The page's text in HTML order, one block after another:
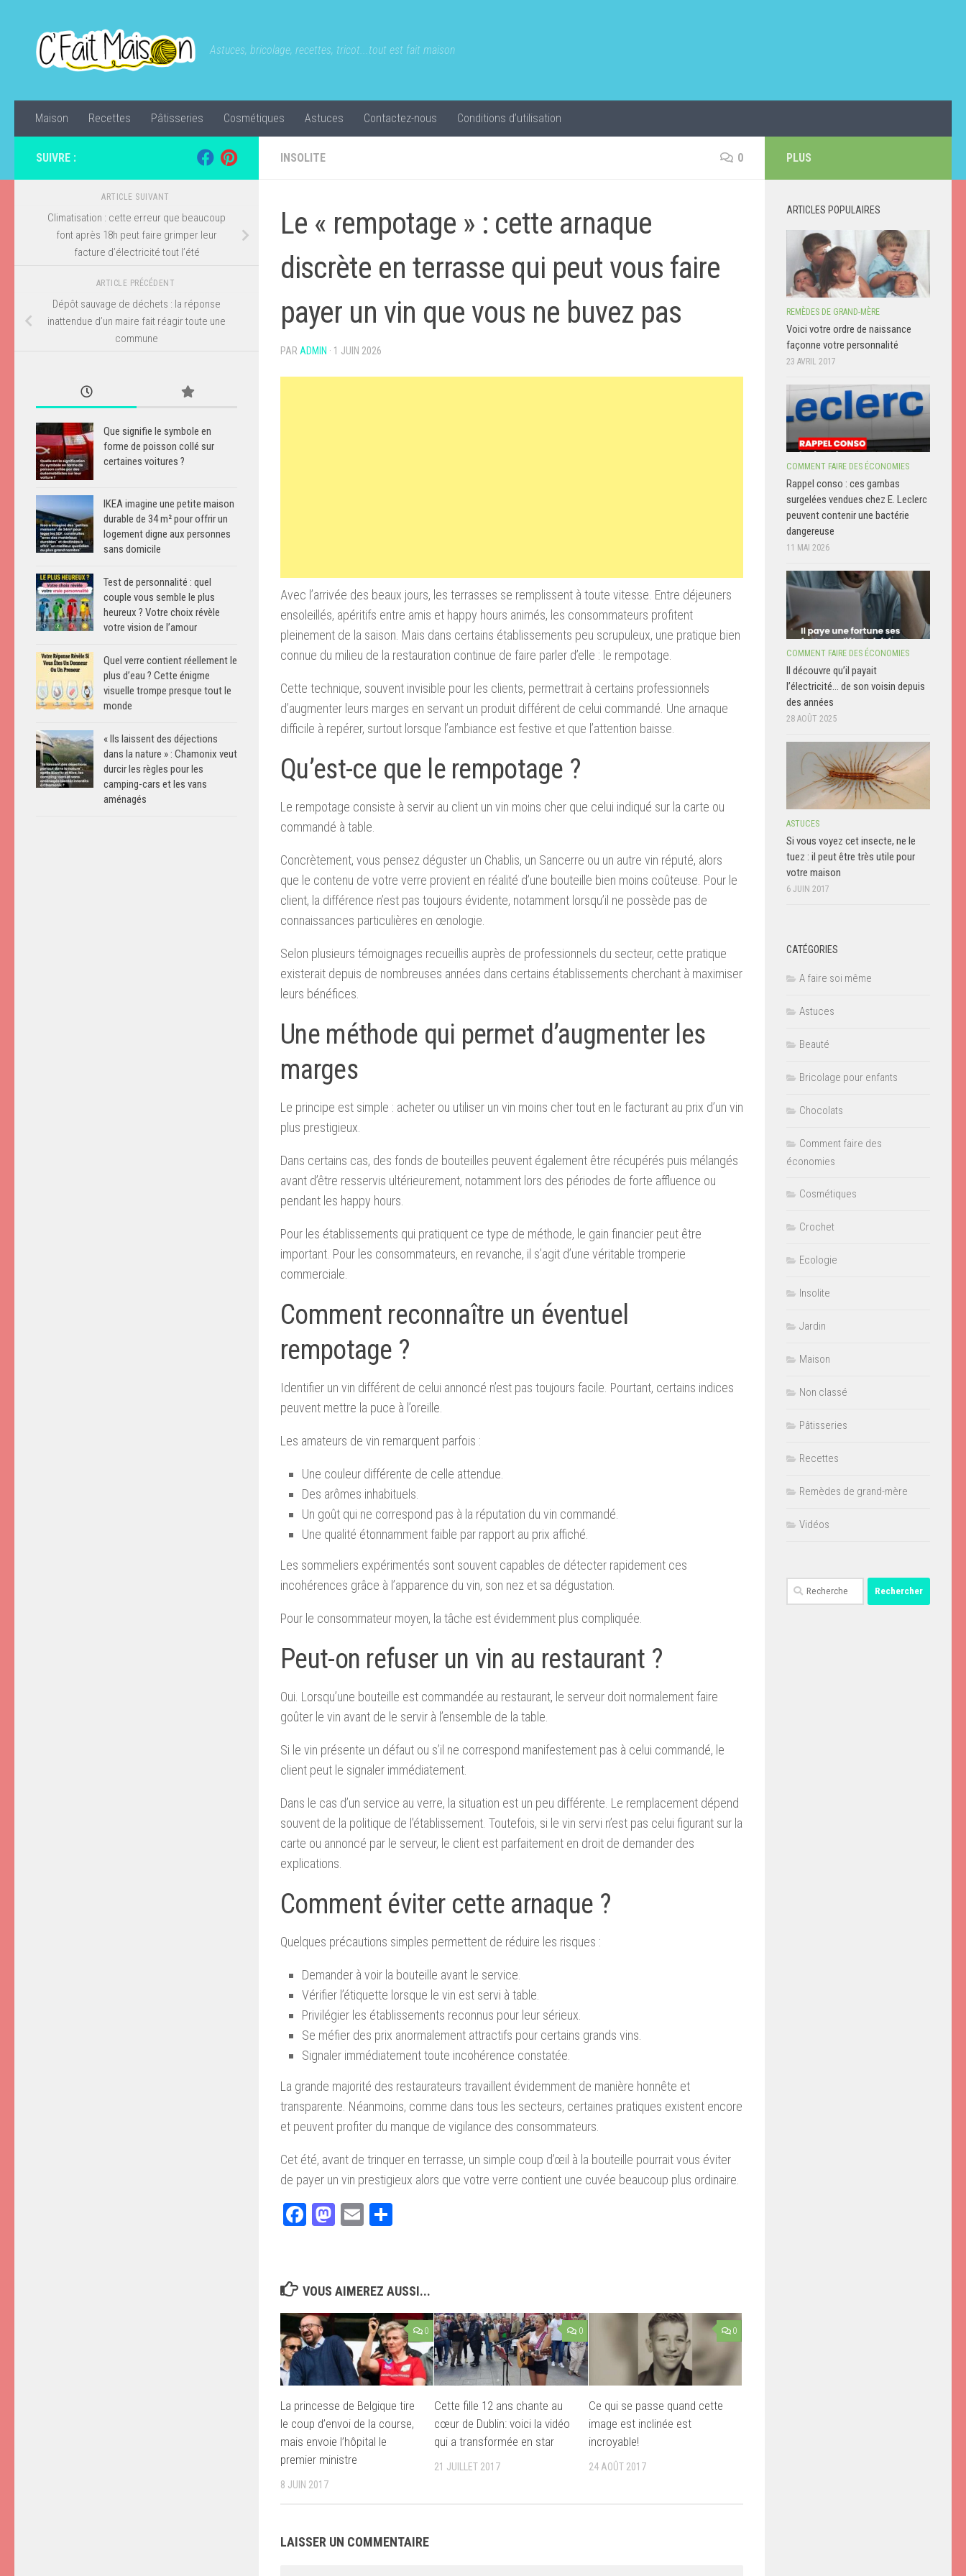
Astuces, bricolage, recettes, tricot...tout est fait maison
Maison Recettes Pâtisseries Cosmétiques Astuces Contactez-nous Conditions d’utilisation
INSOLITE 0
Le « rempotage » : cette arnaque
discrète en terrasse qui peut vous faire
payer un vin que vous ne buvez pas
PAR ADMIN · 1 JUIN 2026
Avec l’arrivée des beaux jours, les terrasses se remplissent à toute vitesse. Entre déjeuners
ensoleillés, apéritifs entre amis et happy hours animés, les consommateurs profitent
pleinement de la saison. Mais dans certains établissements peu scrupuleux, une pratique bien
connue du milieu de la restauration continue de faire parler d’elle : le rempotage.
Cette technique, souvent invisible pour les clients, permettrait à certains professionnels
d’augmenter leurs marges en servant un produit différent de celui commandé. Une arnaque
difficile à repérer, surtout lorsque l’ambiance est festive et que l’attention baisse.
Qu’est-ce que le rempotage ?
Le rempotage consiste à servir au client un vin moins cher que celui indiqué sur la carte ou
commandé à table.
Concrètement, vous pensez déguster un Chablis, un Sancerre ou un autre vin réputé, alors
que le contenu de votre verre provient en réalité d’une bouteille bien moins coûteuse. Pour le
client, la différence n’est pas toujours évidente, notamment lorsqu’il ne possède pas de
connaissances particulières en œnologie.
Selon plusieurs témoignages recueillis auprès de professionnels du secteur, cette pratique
existerait depuis de nombreuses années dans certains établissements cherchant à maximiser
leurs bénéfices.
Une méthode qui permet d’augmenter les
marges
Le principe est simple : acheter ou utiliser un vin moins cher tout en le facturant au prix d’un vin
plus prestigieux.
Dans certains cas, des fonds de bouteilles peuvent également être récupérés puis mélangés
avant d’être resservis ultérieurement, notamment lors des périodes de forte affluence ou
pendant les happy hours.
Pour les établissements qui pratiquent ce type de méthode, le gain financier peut être
important. Pour les consommateurs, en revanche, il s’agit d’une véritable tromperie
commerciale.
Comment reconnaître un éventuel
rempotage ?
Identifier un vin différent de celui annoncé n’est pas toujours facile. Pourtant, certains indices
peuvent mettre la puce à l’oreille.
Les amateurs de vin remarquent parfois :
Une couleur différente de celle attendue.
Des arômes inhabituels.
Un goût qui ne correspond pas à la réputation du vin commandé.
Une qualité étonnamment faible par rapport au prix affiché.
Les sommeliers expérimentés sont souvent capables de détecter rapidement ces
incohérences grâce à l’apparence du vin, son nez et sa dégustation.
Pour le consommateur moyen, la tâche est évidemment plus compliquée.
Peut-on refuser un vin au restaurant ?
Oui. Lorsqu’une bouteille est commandée au restaurant, le serveur doit normalement faire
goûter le vin avant de le servir à l’ensemble de la table.
Si le vin présente un défaut ou s’il ne correspond manifestement pas à celui commandé, le
client peut le signaler immédiatement.
Dans le cas d’un service au verre, la situation est un peu différente. Le remplacement dépend
souvent de la politique de l’établissement. Toutefois, si le vin servi n’est pas celui figurant sur la
carte ou annoncé par le serveur, le client est parfaitement en droit de demander des
explications.
Comment éviter cette arnaque ?
Quelques précautions simples permettent de réduire les risques :
Demander à voir la bouteille avant le service.
Vérifier l’étiquette lorsque le vin est servi à table.
Privilégier les établissements reconnus pour leur sérieux.
Se méfier des prix anormalement attractifs pour certains grands vins.
Signaler immédiatement toute incohérence constatée.
La grande majorité des restaurateurs travaillent évidemment de manière honnête et
transparente. Néanmoins, comme dans tous les secteurs, certaines pratiques existent encore
et peuvent profiter du manque de vigilance des consommateurs.
Cet été, avant de trinquer en terrasse, un simple coup d’œil à la bouteille pourrait vous éviter
de payer un vin prestigieux alors que votre verre contient une cuvée beaucoup plus ordinaire.
Facebook
Mastodon
Email
VOUS AIMEREZ AUSSI...
0
La princesse de Belgique tire
le coup d’envoi de la course,
mais envoie l’hôpital le
premier ministre
8 JUIN 2017
0
Cette fille 12 ans chante au
cœur de Dublin: voici la vidéo
qui a transformée en star
21 JUILLET 2017
0
Ce qui se passe quand cette
image est inclinée est
incroyable!
24 AOÛT 2017
LAISSER UN COMMENTAIRE
SUIVRE :
ARTICLE SUIVANT
Climatisation : cette erreur que beaucoup
font après 18h peut faire grimper leur
facture d’électricité tout l’été
ARTICLE PRÉCÉDENT
Dépôt sauvage de déchets : la réponse
inattendue d’un maire fait réagir toute une
commune
Que signifie le symbole en
forme de poisson collé sur
certaines voitures ?
IKEA imagine une petite maison
durable de 34 m² pour offrir un
logement digne aux personnes
sans domicile
Test de personnalité : quel
couple vous semble le plus
heureux ? Votre choix révèle
votre vision de l’amour
Quel verre contient réellement le
plus d’eau ? Cette énigme
visuelle trompe presque tout le
monde
« Ils laissent des déjections
dans la nature » : Chamonix veut
durcir les règles pour les
camping-cars et les vans
aménagés
PLUS
ARTICLES POPULAIRES
REMÈDES DE GRAND-MÈRE
Voici votre ordre de naissance
façonne votre personnalité
23 AVRIL 2017
COMMENT FAIRE DES ÉCONOMIES
Rappel conso : ces gambas
surgelées vendues chez E. Leclerc
peuvent contenir une bactérie
dangereuse
11 MAI 2026
COMMENT FAIRE DES ÉCONOMIES
Il découvre qu’il payait
l’électricité… de son voisin depuis
des années
28 AOÛT 2025
ASTUCES
Si vous voyez cet insecte, ne le
tuez : il peut être très utile pour
votre maison
6 JUIN 2017
CATÉGORIES
A faire soi même
Astuces
Beauté
Bricolage pour enfants
Chocolats
Comment faire des
économies
Cosmétiques
Crochet
Ecologie
Insolite
Jardin
Maison
Non classé
Pâtisseries
Recettes
Remèdes de grand-mère
Vidéos
Rechercher :